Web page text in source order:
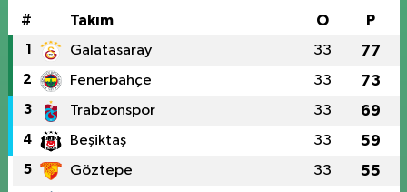
# Takım O P
1 Galatasaray 33 77
2 Fenerbahçe 33 73
3 Trabzonspor 33 69
4 Beşiktaş 33 59
5 Göztepe 33 55